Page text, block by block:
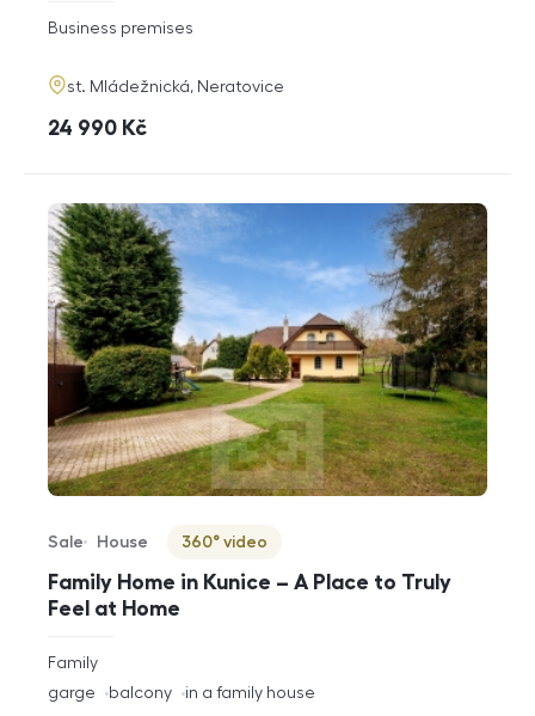
rozměry
disposition
Business premises
adresa
st. Mládežnická, Neratovice
cena
24 990 Kč
Family Home in Kunice – A Place to Truly
Feel at Home
Offer type
Sale
Property type
House
Virtuální prohlídka
360° video
rozměry
disposition
Family
funkce
garge balcony in a family house